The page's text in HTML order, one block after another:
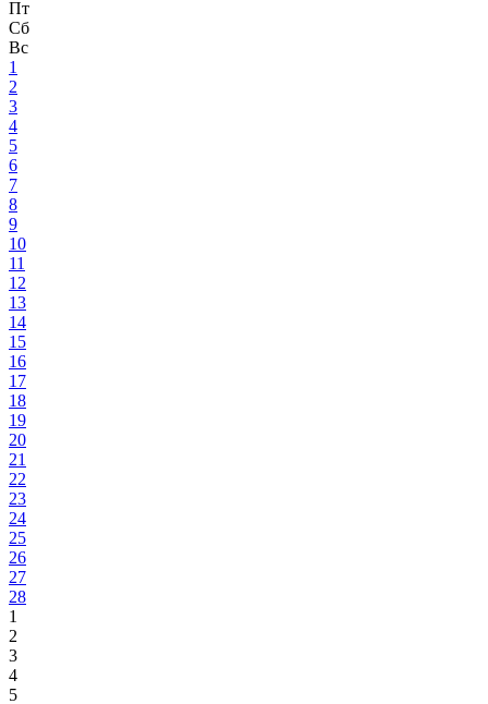
Пт
Сб
Вс
1
2
3
4
5
6
7
8
9
10
11
12
13
14
15
16
17
18
19
20
21
22
23
24
25
26
27
28
1
2
3
4
5